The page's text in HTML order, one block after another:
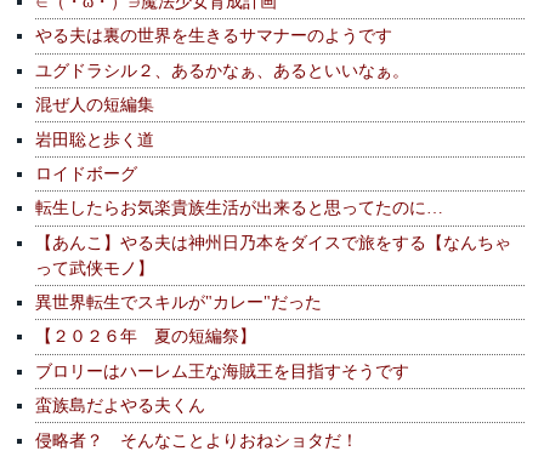
やる夫は裏の世界を生きるサマナーのようです
ユグドラシル２、あるかなぁ、あるといいなぁ。
混ぜ人の短編集
岩田聡と歩く道
ロイドボーグ
転生したらお気楽貴族生活が出来ると思ってたのに…
【あんこ】やる夫は神州日乃本をダイスで旅をする【なんちゃ
って武侠モノ】
異世界転生でスキルが"カレー"だった
【２０２６年 夏の短編祭】
ブロリーはハーレム王な海賊王を目指すそうです
蛮族島だよやる夫くん
侵略者？ そんなことよりおねショタだ！